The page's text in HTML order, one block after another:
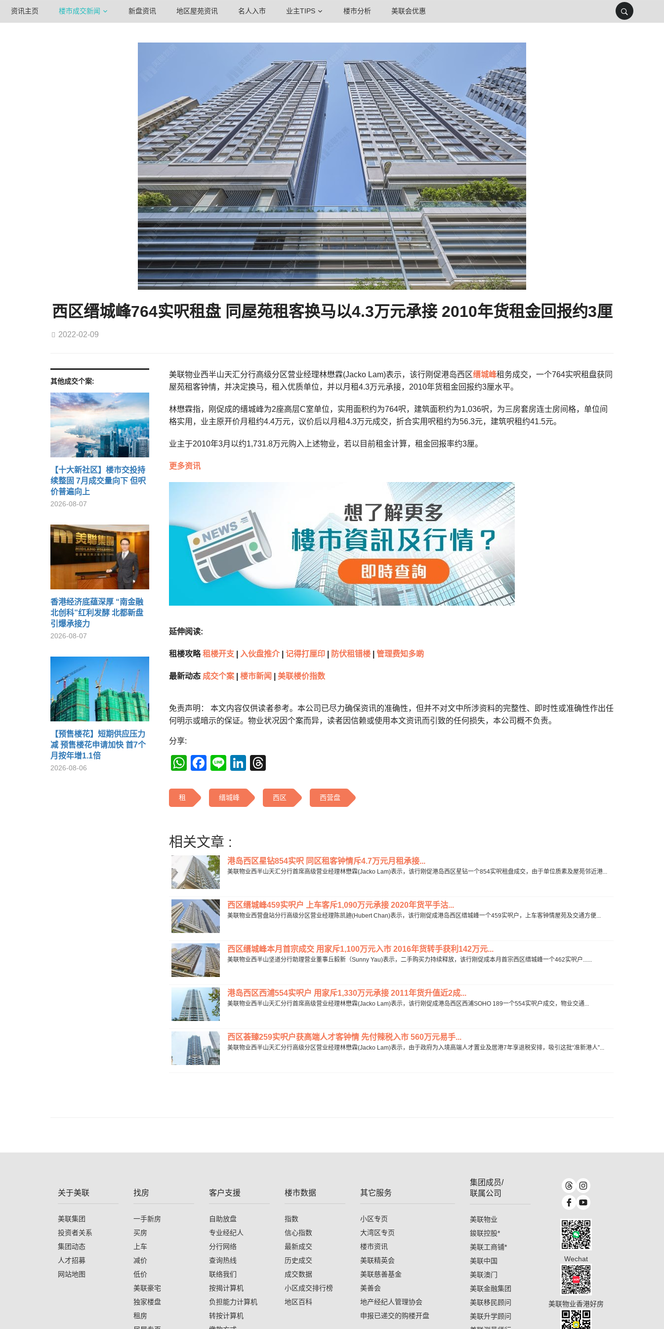
资讯主页 楼市成交新闻 新盘资讯 地区屋苑资讯 名人入市 业主TIPS 楼市分析 美联会优惠
西区缙城峰764实呎租盘 同屋苑租客换马以4.3万元承接 2010年货租金回报约3厘
2022-02-09
其他成交个案:
【十大新社区】楼市交投持
续整固 7月成交量向下 但呎
价普遍向上
2026-08-07
香港经济底蕴深厚 “南金融
北创科”红利发酵 北都新盘
引爆承接力
2026-08-07
【预售楼花】短期供应压力
减 预售楼花申请加快 首7个
月按年增1.1倍
2026-08-06
美联物业西半山天汇分行高级分区营业经理林懋霖(Jacko Lam)表示，该行刚促港岛西区缙城峰租务成交，一个764实呎租盘获同
屋苑租客钟情，并决定换马，租入优质单位，并以月租4.3万元承接，2010年货租金回报约3厘水平。
林懋霖指，刚促成的缙城峰为2座高层C室单位，实用面积约为764呎，建筑面积约为1,036呎，为三房套房连士房间格，单位间
格实用，业主原开价月租约4.4万元，议价后以月租4.3万元成交，折合实用呎租约为56.3元，建筑呎租约41.5元。
业主于2010年3月以约1,731.8万元购入上述物业，若以目前租金计算，租金回报率约3厘。
更多资讯
延伸阅读:
租楼攻略租楼开支 入伙盘推介 记得打厘印 防伏租错楼 管理费知多啲
最新动态 成交个案 楼市新闻 美联楼价指数
免责声明： 本文内容仅供读者参考。本公司已尽力确保资讯的准确性，但并不对文中所涉资料的完整性、即时性或准确性作出任
何明示或暗示的保证。物业状况因个案而异，读者因信赖或使用本文资讯而引致的任何损失，本公司概不负责。
分享:
WhatsApp
Facebook
LineLinkedIn
租 缙城峰 西区 西营盘
相关文章 :
港岛西区星钻854实呎 同区租客钟情斥4.7万元月租承接...
美联物业西半山天汇分行首席高级营业经理林懋霖(Jacko Lam)表示，该行刚促港岛西区星钻一个854实呎租盘成交，由于单位质素及屋苑邻近港...
西区缙城峰459实呎户 上车客斥1,090万元承接 2020年货平手沽...
美联物业西营盘站分行高级分区营业经理陈凯廸(Hubert Chan)表示，该行刚促成港岛西区缙城峰一个459实呎户，上车客钟情屋苑及交通方便...
西区缙城峰本月首宗成交 用家斥1,100万元入市 2016年货转手获利142万元...
美联物业西半山坚道分行助理营业董事丘毅新（Sunny Yau)表示，二手购买力持续释放，该行刚促成本月首宗西区缙城峰一个462实呎户......
港岛西区西浦554实呎户 用家斥1,330万元承接 2011年货升值近2成...
美联物业西半山天汇分行首席高级营业经理林懋霖(Jacko Lam)表示，该行刚促成港岛西区西浦SOHO 189一个554实呎户成交，物业交通...
西区荟臻259实呎户获高端人才客钟情 先付辣税入市 560万元易手...
美联物业西半山天汇分行高级分区营业经理林懋霖(Jacko Lam)表示，由于政府为入境高端人才置业及居港7年享退税安排，吸引这批“准新港人”...
关于美联
美联集团
投资者关系
集团动态
人才招募
网站地图
找房
一手新房
买房
上车
减价
低价
美联豪宅
独家楼盘
租房
客户支援
自助放盘
专业经纪人
分行网络
查询热线
联络我们
按揭计算机
负担能力计算机
转按计算机
楼市数据
指数
信心指数
最新成交
历史成交
成交数据
小区成交排行榜
地区百科
其它服务
小区专页
大湾区专页
楼市资讯
美联精英会
美联慈善基金
美善会
地产经纪人管理协会
申报已递交的购楼开盘
集团成员/
联属公司
美联物业
鋑联控股*
美联工商铺*
美联中国
美联澳门
美联金融集团
美联移民顾问
美联升学顾问
Wechat
美联物业香港好房